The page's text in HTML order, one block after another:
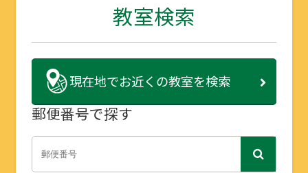
教室検索
現在地でお近くの教室を検索
郵便番号で探す